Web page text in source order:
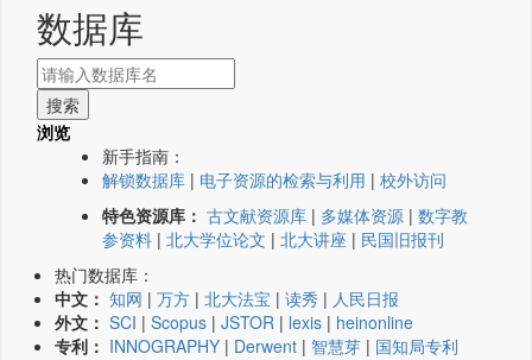
数据库
浏览
新手指南：
解锁数据库 | 电子资源的检索与利用 | 校外访问
特色资源库： 古文献资源库 | 多媒体资源 | 数字教
参资料 | 北大学位论文 | 北大讲座 | 民国旧报刊
热门数据库：
中文： 知网 | 万方 | 北大法宝 | 读秀 | 人民日报
外文： SCI | Scopus | JSTOR | lexis | heinonline
专利： INNOGRAPHY | Derwent | 智慧芽 | 国知局专利